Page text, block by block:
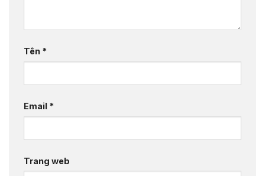
Tên *
Email *
Trang web